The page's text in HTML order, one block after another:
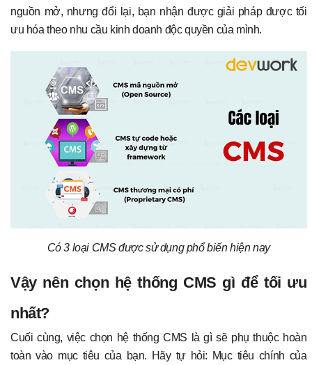
nguồn mở, nhưng đổi lại, bạn nhận được giải pháp được tối
ưu hóa theo nhu cầu kinh doanh độc quyền của mình.
Có 3 loại CMS được sử dụng phổ biến hiện nay
Vậy nên chọn hệ thống CMS gì để tối ưu
nhất?
Cuối cùng, việc chọn hệ thống CMS là gì sẽ phụ thuộc hoàn
toàn vào mục tiêu của bạn. Hãy tự hỏi: Mục tiêu chính của